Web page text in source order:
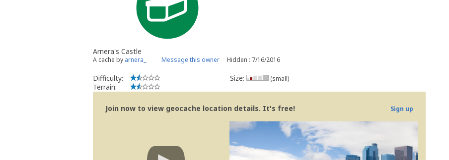
Arnera's Castle
A cache by arnera_ Message this owner Hidden : 7/16/2016
Difficulty:
Terrain:
Size: (small)
Join now to view geocache location details. It's free! Sign up